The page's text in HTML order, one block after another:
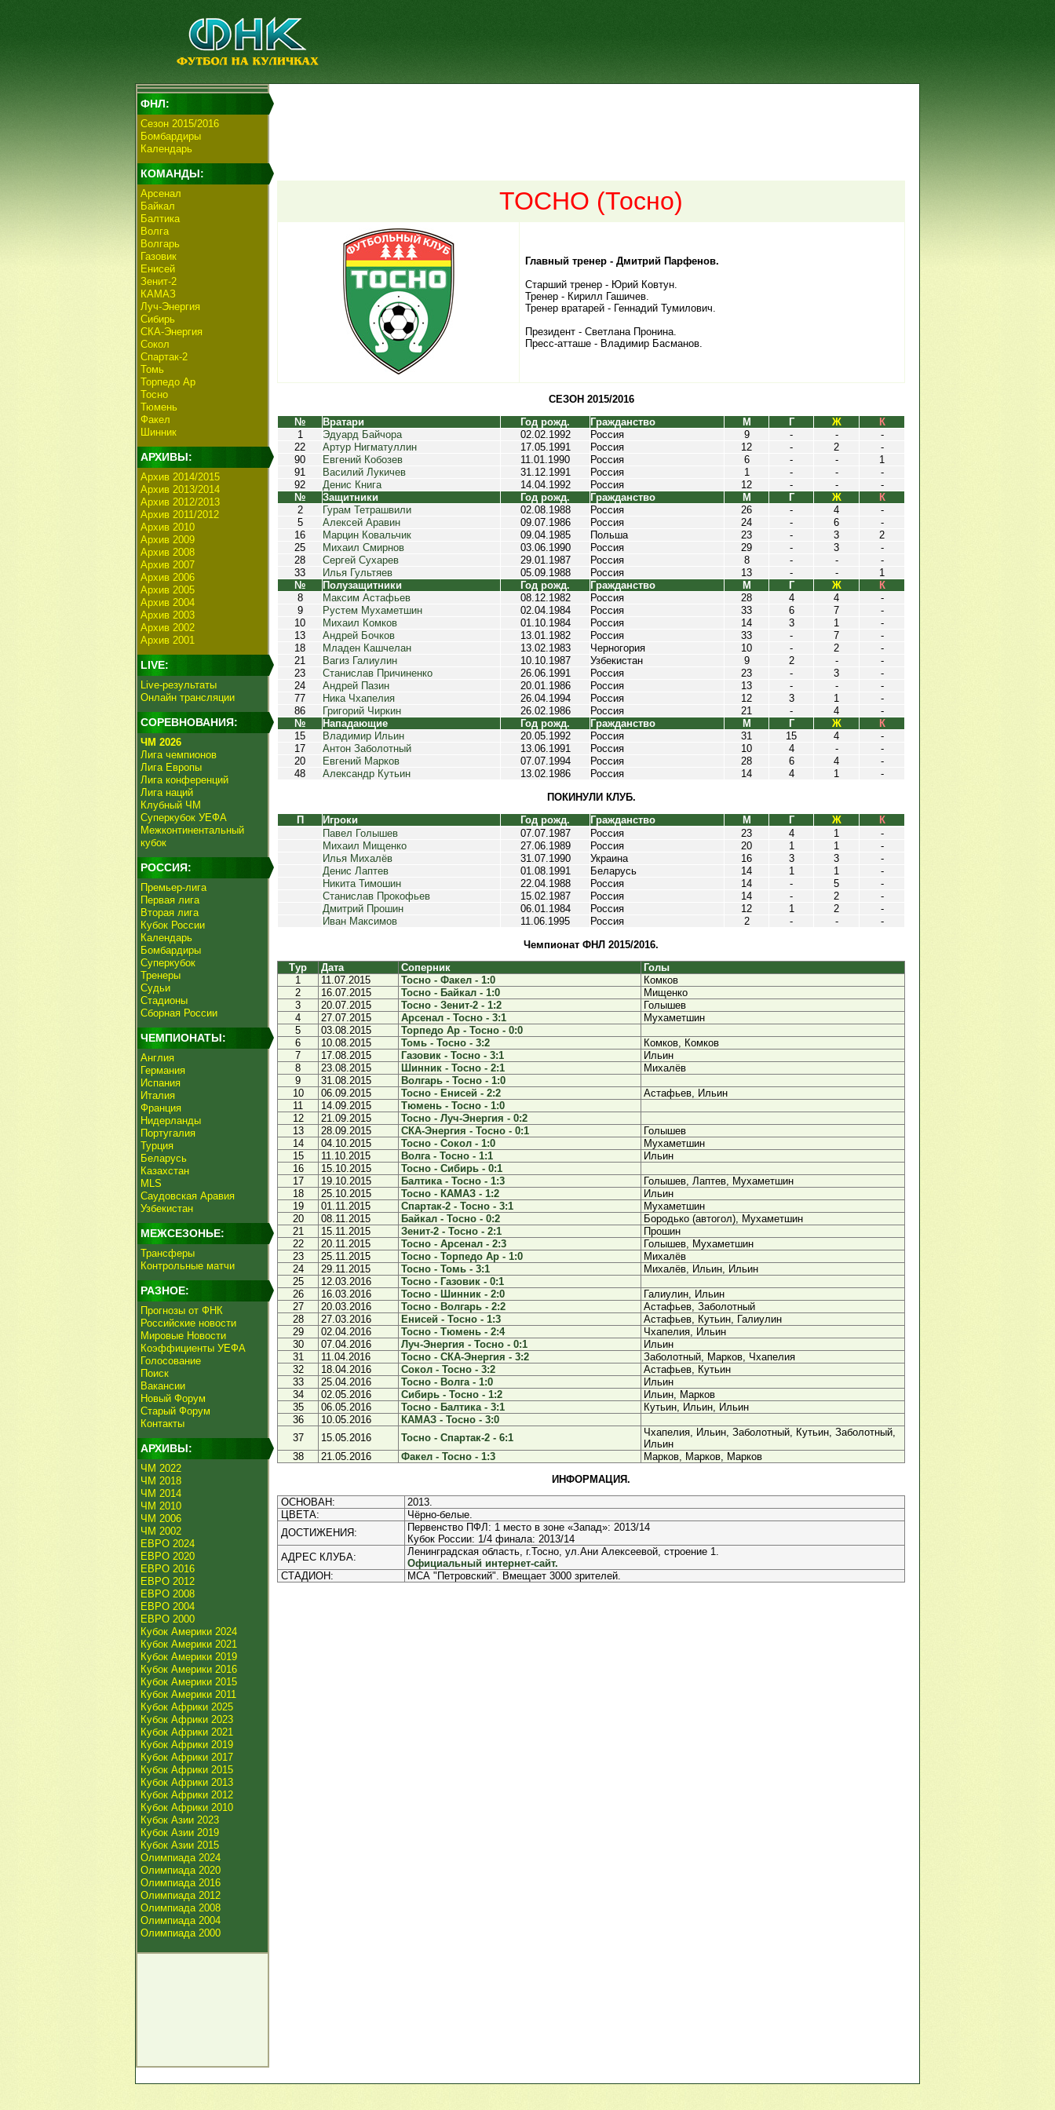
ФНЛ:
Сезон 2015/2016
Бомбардиры
Календарь
КОМАНДЫ:
Арсенал
Байкал
Балтика
Волга
Волгарь
Газовик
Енисей
Зенит-2
КАМАЗ
Луч-Энергия
Сибирь
СКА-Энергия
Сокол
Спартак-2
Томь
Торпедо Ар
Тосно
Тюмень
Факел
Шинник
АРХИВЫ:
Архив 2014/2015
Архив 2013/2014
Архив 2012/2013
Архив 2011/2012
Архив 2010
Архив 2009
Архив 2008
Архив 2007
Архив 2006
Архив 2005
Архив 2004
Архив 2003
Архив 2002
Архив 2001
LIVE:
Live-результаты
Онлайн трансляции
СОРЕВНОВАНИЯ:
ЧМ 2026
Лига чемпионов
Лига Европы
Лига конференций
Лига наций
Клубный ЧМ
Суперкубок УЕФА
Межконтинентальный
кубок
РОССИЯ:
Премьер-лига
Первая лига
Вторая лига
Кубок России
Календарь
Бомбардиры
Суперкубок
Тренеры
Судьи
Стадионы
Сборная России
ЧЕМПИОНАТЫ:
Англия
Германия
Испания
Италия
Франция
Нидерланды
Португалия
Турция
Беларусь
Казахстан
MLS
Саудовская Аравия
Узбекистан
МЕЖСЕЗОНЬЕ:
Трансферы
Контрольные матчи
РАЗНОЕ:
Прогнозы от ФНК
Российские новости
Мировые Новости
Коэффициенты УЕФА
Голосование
Поиск
Вакансии
Новый Форум
Старый Форум
Контакты
АРХИВЫ:
ЧМ 2022
ЧМ 2018
ЧМ 2014
ЧМ 2010
ЧМ 2006
ЧМ 2002
ЕВРО 2024
ЕВРО 2020
ЕВРО 2016
ЕВРО 2012
ЕВРО 2008
ЕВРО 2004
ЕВРО 2000
Кубок Америки 2024
Кубок Америки 2021
Кубок Америки 2019
Кубок Америки 2016
Кубок Америки 2015
Кубок Америки 2011
Кубок Африки 2025
Кубок Африки 2023
Кубок Африки 2021
Кубок Африки 2019
Кубок Африки 2017
Кубок Африки 2015
Кубок Африки 2013
Кубок Африки 2012
Кубок Африки 2010
Кубок Азии 2023
Кубок Азии 2019
Кубок Азии 2015
Олимпиада 2024
Олимпиада 2020
Олимпиада 2016
Олимпиада 2012
Олимпиада 2008
Олимпиада 2004
Олимпиада 2000
ТОСНО (Тосно)
Главный тренер - Дмитрий Парфенов.
Старший тренер - Юрий Ковтун.
Тренер - Кирилл Гашичев.
Тренер вратарей - Геннадий Тумилович.
Президент - Светлана Пронина.
Пресс-атташе - Владимир Басманов.
СЕЗОН 2015/2016
№
Вратари Год рожд. Гражданство М Г Ж
К
1
Эдуард Байчора 02.02.1992 Россия 9 - -
-
22
Артур Нигматуллин 17.05.1991 Россия 12 - 2
-
90
Евгений Кобозев 11.01.1990 Россия 6 - -
1
91
Василий Лукичев 31.12.1991 Россия 1 - -
-
92
Денис Книга 14.04.1992 Россия 12 - -
-
№
Защитники Год рожд. Гражданство М Г Ж
К
2
Гурам Тетрашвили 02.08.1988 Россия 26 - 4
-
5
Алексей Аравин 09.07.1986 Россия 24 - 6
-
16
Марцин Ковальчик 09.04.1985 Польша 23 - 3
2
25
Михаил Смирнов 03.06.1990 Россия 29 - 3
-
28
Сергей Сухарев 29.01.1987 Россия 8 - -
-
33
Илья Гультяев 05.09.1988 Россия 13 - -
1
№
Полузащитники Год рожд. Гражданство М Г Ж
К
8
Максим Астафьев 08.12.1982 Россия 28 4 4
-
9
Рустем Мухаметшин 02.04.1984 Россия 33 6 7
-
10
Михаил Комков 01.10.1984 Россия 14 3 1
-
13
Андрей Бочков 13.01.1982 Россия 33 - 7
-
18
Младен Кашчелан 13.02.1983 Черногория 10 - 2
-
21
Вагиз Галиулин 10.10.1987 Узбекистан 9 2 -
-
23
Станислав Причиненко 26.06.1991 Россия 23 - 3
-
24
Андрей Пазин 20.01.1986 Россия 13 - -
-
77
Ника Чхапелия 26.04.1994 Россия 12 3 1
-
86
Григорий Чиркин 26.02.1986 Россия 21 - 4
-
№
Нападающие Год рожд. Гражданство М Г Ж
К
15
Владимир Ильин 20.05.1992 Россия 31 15 4
-
17
Антон Заболотный 13.06.1991 Россия 10 4 -
-
20
Евгений Марков 07.07.1994 Россия 28 6 4
-
48
Александр Кутьин 13.02.1986 Россия 14 4 1
-
ПОКИНУЛИ КЛУБ.
П
Игроки Год рожд. Гражданство М Г Ж
К
Павел Голышев
07.07.1987 Россия 23 4 1
-
Михаил Мищенко
27.06.1989 Россия 20 1 1
-
Илья Михалёв
31.07.1990 Украина 16 3 3
-
Денис Лаптев
01.08.1991 Беларусь 14 1 1
-
Никита Тимошин
22.04.1988 Россия 14 - 5
-
Станислав Прокофьев
15.02.1987 Россия 14 - 2
-
Дмитрий Прошин
06.01.1984 Россия 12 1 2
-
Иван Максимов
11.06.1995 Россия 2 - -
-
Чемпионат ФНЛ 2015/2016.
Тур
Дата Соперник
Голы
1
11.07.2015 Тосно - Факел - 1:0
Комков
2
16.07.2015 Тосно - Байкал - 1:0
Мищенко
3
20.07.2015 Тосно - Зенит-2 - 1:2
Голышев
4
27.07.2015 Арсенал - Тосно - 3:1
Мухаметшин
5
03.08.2015
Торпедо Ар - Тосно - 0:0
6
10.08.2015 Томь - Тосно - 3:2
Комков, Комков
7
17.08.2015 Газовик - Тосно - 3:1
Ильин
8
23.08.2015 Шинник - Тосно - 2:1
Михалёв
9
31.08.2015
Волгарь - Тосно - 1:0
10
06.09.2015 Тосно - Енисей - 2:2
Астафьев, Ильин
11
14.09.2015
Тюмень - Тосно - 1:0
12
21.09.2015
Тосно - Луч-Энергия - 0:2
13
28.09.2015 СКА-Энергия - Тосно - 0:1
Голышев
14
04.10.2015 Тосно - Сокол - 1:0
Мухаметшин
15
11.10.2015 Волга - Тосно - 1:1
Ильин
16
15.10.2015
Тосно - Сибирь - 0:1
17
19.10.2015 Балтика - Тосно - 1:3
Голышев, Лаптев, Мухаметшин
18
25.10.2015 Тосно - КАМАЗ - 1:2
Ильин
19
01.11.2015 Спартак-2 - Тосно - 3:1
Мухаметшин
20
08.11.2015 Байкал - Тосно - 0:2
Бородько (автогол), Мухаметшин
21
15.11.2015 Зенит-2 - Тосно - 2:1
Прошин
22
20.11.2015 Тосно - Арсенал - 2:3
Голышев, Мухаметшин
23
25.11.2015 Тосно - Торпедо Ар - 1:0
Михалёв
24
29.11.2015 Тосно - Томь - 3:1
Михалёв, Ильин, Ильин
25
12.03.2016
Тосно - Газовик - 0:1
26
16.03.2016 Тосно - Шинник - 2:0
Галиулин, Ильин
27
20.03.2016 Тосно - Волгарь - 2:2
Астафьев, Заболотный
28
27.03.2016 Енисей - Тосно - 1:3
Астафьев, Кутьин, Галиулин
29
02.04.2016 Тосно - Тюмень - 2:4
Чхапелия, Ильин
30
07.04.2016 Луч-Энергия - Тосно - 0:1
Ильин
31
11.04.2016 Тосно - СКА-Энергия - 3:2
Заболотный, Марков, Чхапелия
32
18.04.2016 Сокол - Тосно - 3:2
Астафьев, Кутьин
33
25.04.2016 Тосно - Волга - 1:0
Ильин
34
02.05.2016 Сибирь - Тосно - 1:2
Ильин, Марков
35
06.05.2016 Тосно - Балтика - 3:1
Кутьин, Ильин, Ильин
36
10.05.2016
КАМАЗ - Тосно - 3:0
37
15.05.2016 Тосно - Спартак-2 - 6:1
Чхапелия, Ильин, Заболотный, Кутьин, Заболотный,
Ильин
38
21.05.2016 Факел - Тосно - 1:3
Марков, Марков, Марков
ИНФОРМАЦИЯ.
ОСНОВАН:
2013.
ЦВЕТА:
Чёрно-белые.
ДОСТИЖЕНИЯ:
Первенство ПФЛ: 1 место в зоне «Запад»: 2013/14
Кубок России: 1/4 финала: 2013/14
АДРЕС КЛУБА:
Ленинградская область, г.Тосно, ул.Ани Алексеевой, строение 1.
Официальный интернет-сайт.
СТАДИОН:
МСА "Петровский". Вмещает 3000 зрителей.